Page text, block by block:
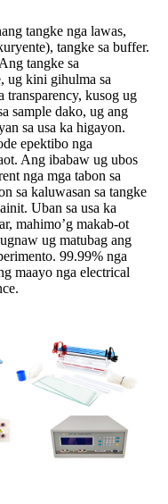
tangke nga lawas,
tangke sa buffer.
tangke sa
ug kini gihulma sa
transparency, kusog ug
sample dako, ug ang
sa usa ka higayon.
epektibo nga
Ang ibabaw ug ubos
nga mga tabon sa
sa kaluwasan sa tangke
Uban sa usa ka
mahimo’g makab-ot
ug matubag ang
99.99% nga
maayo nga electrical